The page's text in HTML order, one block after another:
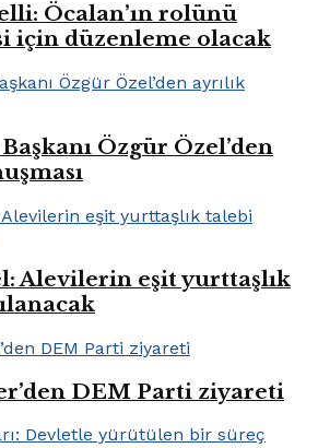
Öcalan’ın rolünü
için düzenleme olacak
Özgür Özel’den
Alevilerin eşit yurttaşlık
DEM Parti ziyareti